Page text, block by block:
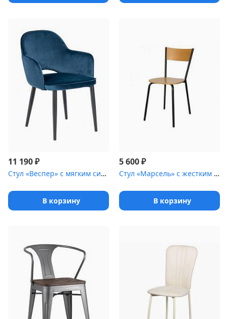
11 190₽
Стул «Веспер» с мягким сиденьем [(ножки стальные)]
В корзину
5 600₽
Стул «Марсель» с жестким сиденьем [(окрашенный каркас)]
В корзину